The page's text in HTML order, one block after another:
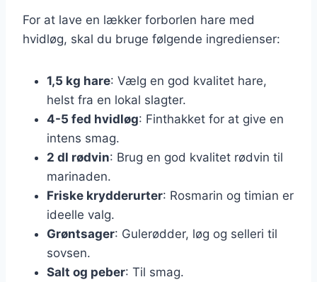
For at lave en lækker forborlen hare med
hvidløg, skal du bruge følgende ingredienser:
1,5 kg hare: Vælg en god kvalitet hare,
helst fra en lokal slagter.
4-5 fed hvidløg: Finthakket for at give en
intens smag.
2 dl rødvin: Brug en god kvalitet rødvin til
marinaden.
Friske krydderurter: Rosmarin og timian er
ideelle valg.
Grøntsager: Gulerødder, løg og selleri til
sovsen.
Salt og peber: Til smag.